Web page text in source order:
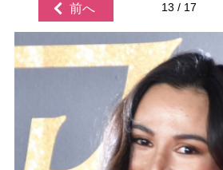
前へ 13 / 17